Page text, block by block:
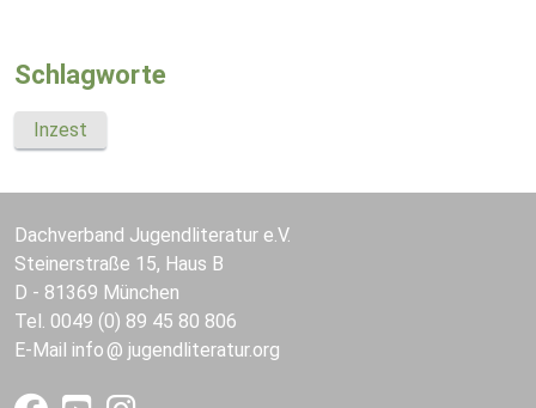
Schlagworte
Inzest
Dachverband Jugendliteratur e.V.
Steinerstraße 15, Haus B
D - 81369 München
Tel. 0049 (0) 89 45 80 806
E-Mail info jugendliteratur.org